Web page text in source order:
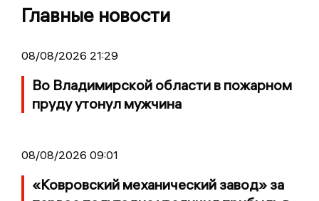
Главные новости
08/08/2026 21:29
Во Владимирской области в пожарном
пруду утонул мужчина
08/08/2026 09:01
«Ковровский механический завод» за